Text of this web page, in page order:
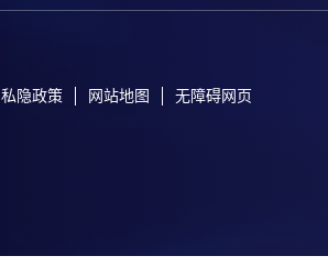
私隐政策 网站地图 无障碍网页